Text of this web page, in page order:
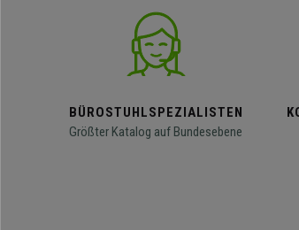
BÜROSTUHLSPEZIALISTEN
Größter Katalog auf Bundesebene